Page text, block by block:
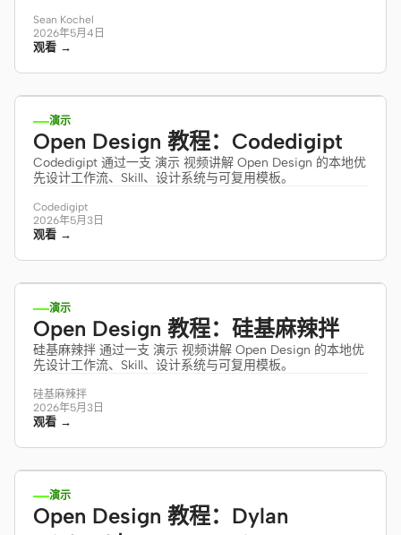
Sean Kochel
2026年5月4日
观看 →
15:24
演示
Open Design 教程：Codedigipt
Codedigipt 通过一支 演示 视频讲解 Open Design 的本地优
先设计工作流、Skill、设计系统与可复用模板。
Codedigipt
2026年5月3日
观看 →
13:03
演示
Open Design 教程：硅基麻辣拌
硅基麻辣拌 通过一支 演示 视频讲解 Open Design 的本地优
先设计工作流、Skill、设计系统与可复用模板。
硅基麻辣拌
2026年5月3日
观看 →
12:21
演示
Open Design 教程：Dylan